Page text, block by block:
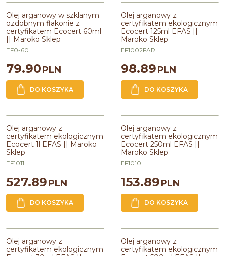
Olej arganowy w szklanym
flakonie z certyfikatem Ecocert
60ml || Maroko Sklep
Pojemność: 60ml
Olej arganowy w szklanym
ozdobnym flakonie z
certyfikatem Ecocert 60ml
|| Maroko Sklep
EF0-60
79.90PLN
DO KOSZYKA
Olej arganowy z certyfikatem
ekologicznym Ecocert 125ml EFAS
|| Maroko Sklep
Linia: GOLD ARGAN
Pojemność 125ml
Olej arganowy z
certyfikatem ekologicznym
Ecocert 125ml EFAS ||
Maroko Sklep
EF1002FAR
98.89PLN
DO KOSZYKA
Olej arganowy z certyfikatem
ekologicznym Ecocert 1l EFAS ||
Maroko Sklep
Olej arganowy z
certyfikatem ekologicznym
Ecocert 1l EFAS || Maroko
Sklep
EF1011
527.89PLN
DO KOSZYKA
Olej arganowy z certyfikatem
ekologicznym Ecocert 250ml EFAS
|| Maroko Sklep
Linia: GOLD ARGAN
Pojemność 250ml
Zawiera olej
Olej arganowy z
certyfikatem ekologicznym
Ecocert 250ml EFAS ||
Maroko Sklep
EF1010
153.89PLN
DO KOSZYKA
Olej arganowy z certyfikatem
ekologicznym Ecocert 30ml EFAS
|| Maroko Sklep
Olej arganowy z
certyfikatem ekologicznym
Olej arganowy z certyfikatem
ekologicznym Ecocert 500ml EFAS
|| Maroko Sklep
Olej arganowy z
certyfikatem ekologicznym